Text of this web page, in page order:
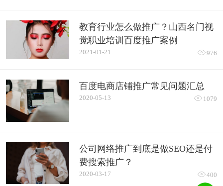
教育行业怎么做推广？山西名门视
觉职业培训百度推广案例
2021-01-21 976
百度电商店铺推广常见问题汇总
2020-05-13  1079
公司网络推广到底是做SEO还是付
费搜索推广？
2020-03-17 400